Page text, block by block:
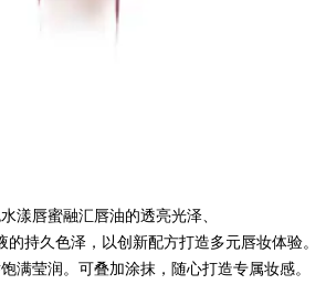
漾唇蜜融汇唇油的透亮光泽、
持久色泽，以创新配方打造多元唇妆体验。
满莹润。可叠加涂抹，随心打造专属妆感。